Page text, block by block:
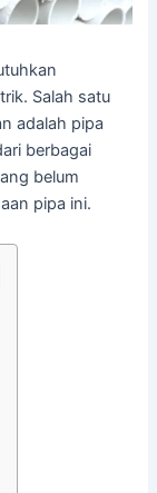
Salah satu
adalah pipa
berbagai
belum
pipa ini.